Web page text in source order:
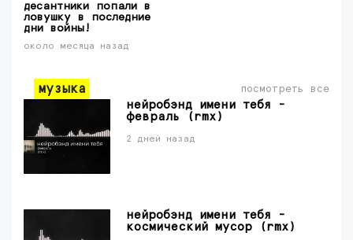
десантники попали в
ловушку в последние
дни войны!
около месяца назад
музыка посмотреть все
нейробэнд имени тебя -
февраль (rmx)
2 дней назад
нейробэнд имени тебя -
космический мусор (rmx)